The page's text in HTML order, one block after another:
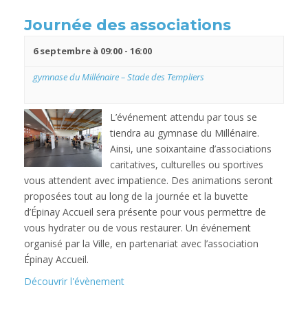
Journée des associations
6 septembre à 09:00 - 16:00
gymnase du Millénaire – Stade des Templiers
L’événement attendu par tous se
tiendra au gymnase du Millénaire.
Ainsi, une soixantaine d’associations
caritatives, culturelles ou sportives
vous attendent avec impatience. Des animations seront
proposées tout au long de la journée et la buvette
d’Épinay Accueil sera présente pour vous permettre de
vous hydrater ou de vous restaurer. Un événement
organisé par la Ville, en partenariat avec l’association
Épinay Accueil.
Découvrir l'évènement